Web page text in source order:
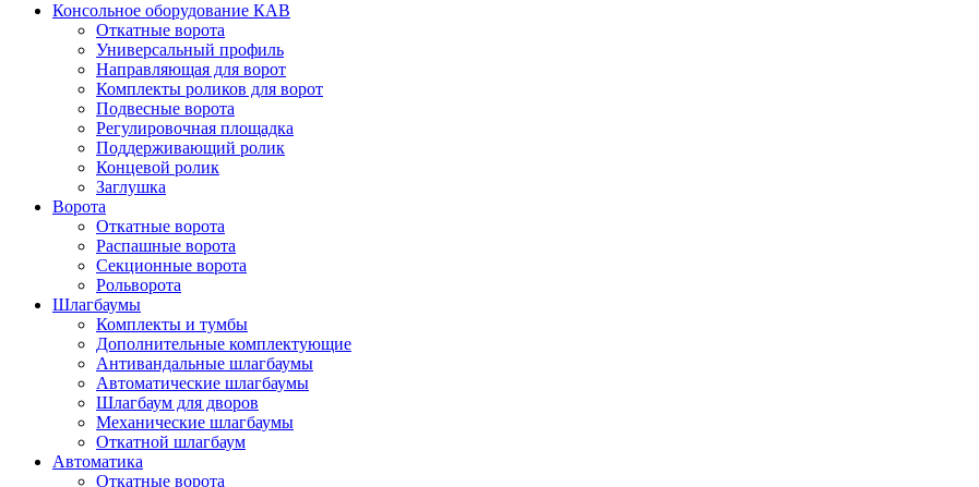
Консольное оборудование КАВ
Откатные ворота
Универсальный профиль
Направляющая для ворот
Комплекты роликов для ворот
Подвесные ворота
Регулировочная площадка
Поддерживающий ролик
Концевой ролик
Заглушка
Ворота
Откатные ворота
Распашные ворота
Секционные ворота
Рольворота
Шлагбаумы
Комплекты и тумбы
Дополнительные комплектующие
Антивандальные шлагбаумы
Автоматические шлагбаумы
Шлагбаум для дворов
Механические шлагбаумы
Откатной шлагбаум
Автоматика
Откатные ворота